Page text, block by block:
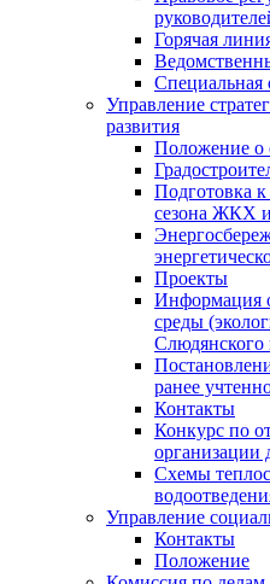
Горячая
Специальная
Управление
развития
Положение о
Подготовка
сезона ЖКХ
Проекты
Информация
среды
Слюдянского
ранее
Контакты
Конкурс по
Схемы
Управление
Контакты
Положение